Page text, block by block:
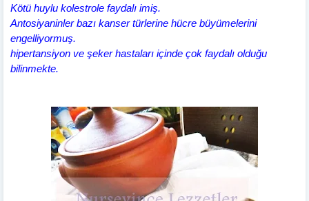
Kötü huylu kolestrole faydalı imiş.
Antosiyaninler bazı kanser türlerine hücre büyümelerini
engelliyormuş.
hipertansiyon ve şeker hastaları içinde çok faydalı olduğu
bilinmekte.